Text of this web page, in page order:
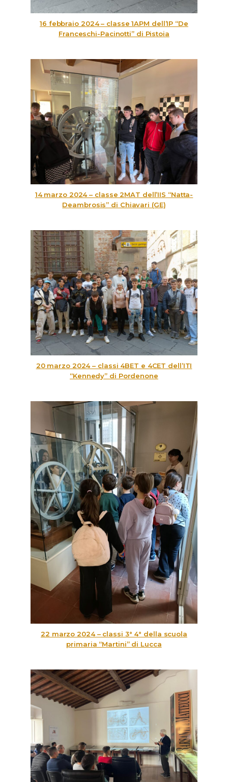
16 febbraio 2024 – classe 1APM dell’IP “De
Franceschi-Pacinotti” di Pistoia
14 marzo 2024 – classe 2MAT dell’IIS “Natta-
Deambrosis” di Chiavari (GE)
20 marzo 2024 – classi 4BET e 4CET dell’ITI
“Kennedy” di Pordenone
22 marzo 2024 – classi 3° 4° della scuola
primaria “Martini” di Lucca